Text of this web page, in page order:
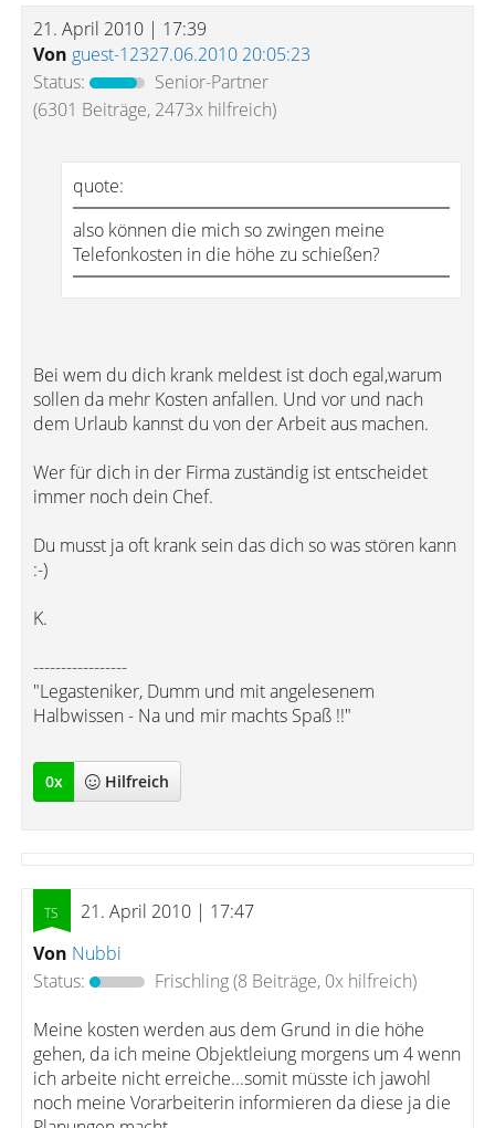
21. April 2010 | 17:39
Von guest-12327.06.2010 20:05:23
Status:
Senior-Partner
(6301 Beiträge, 2473x hilfreich)
quote:
also können die mich so zwingen meine
Telefonkosten in die höhe zu schießen?
Bei wem du dich krank meldest ist doch egal,warum
sollen da mehr Kosten anfallen. Und vor und nach
dem Urlaub kannst du von der Arbeit aus machen.
Wer für dich in der Firma zuständig ist entscheidet
immer noch dein Chef.
Du musst ja oft krank sein das dich so was stören kann
:-)
K.
-----------------
"Legasteniker, Dumm und mit angelesenem
Halbwissen - Na und mir machts Spaß !!"
0x Hilfreich
21. April 2010 | 17:47
Von Nubbi
Status:
Frischling(8 Beiträge, 0x hilfreich)
Meine kosten werden aus dem Grund in die höhe
gehen, da ich meine Objektleiung morgens um 4 wenn
ich arbeite nicht erreiche...somit müsste ich jawohl
noch meine Vorarbeiterin informieren da diese ja die